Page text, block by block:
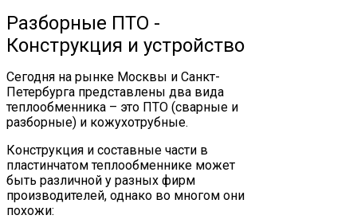
Разборные ПТО -
Конструкция и устройство
Сегодня на рынке Москвы и Санкт-
Петербурга представлены два вида
теплообменника – это ПТО (сварные и
разборные) и кожухотрубные.
Конструкция и составные части в
пластинчатом теплообменнике может
быть различной у разных фирм
производителей, однако во многом они
похожи: